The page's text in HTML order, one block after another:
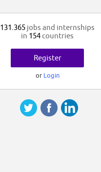
131.365 jobs and internships
in 154countries
Register
or Login